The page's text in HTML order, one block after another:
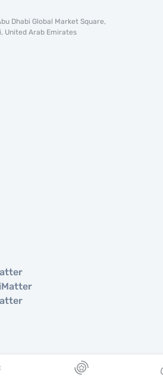
Dhabi Global Market Square,
United Arab Emirates